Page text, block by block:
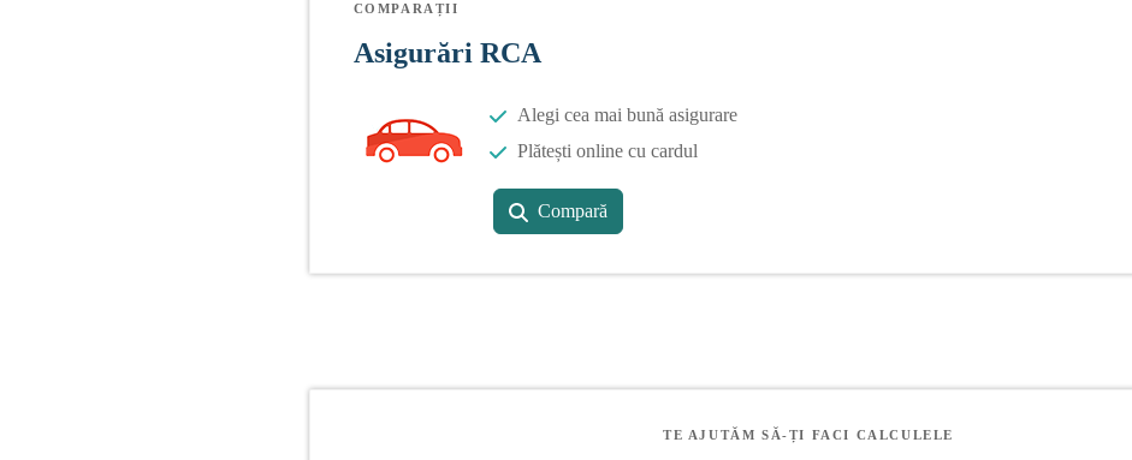
COMPARAȚII
Asigurări RCA
Alegi cea mai bună asigurare
Plătești online cu cardul
Compară
TE AJUTĂM SĂ-ȚI FACI CALCULELE